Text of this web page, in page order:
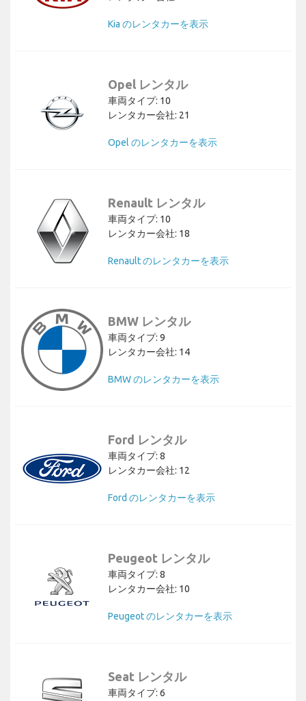
Kia のレンタカーを表示
Opel レンタル
車両タイプ: 10
レンタカー会社: 21
Opel のレンタカーを表示
Renault レンタル
車両タイプ: 10
レンタカー会社: 18
Renault のレンタカーを表示
BMW レンタル
車両タイプ: 9
レンタカー会社: 14
BMW のレンタカーを表示
Ford レンタル
車両タイプ: 8
レンタカー会社: 12
Ford のレンタカーを表示
Peugeot レンタル
車両タイプ: 8
レンタカー会社: 10
Peugeot のレンタカーを表示
Seat レンタル
車両タイプ: 6